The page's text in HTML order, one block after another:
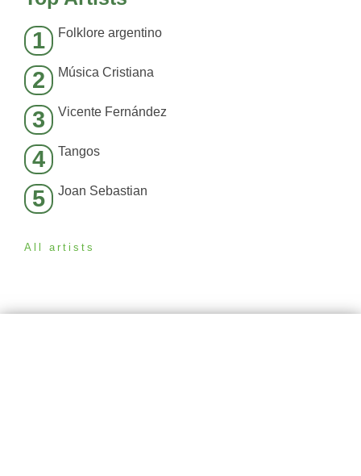
1 Folklore argentino
2 Música Cristiana
3 Vicente Fernández
4 Tangos
5 Joan Sebastian
All artists